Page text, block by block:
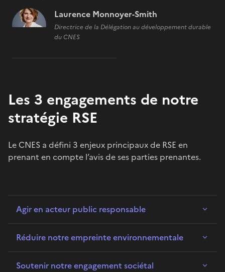
Laurence Monnoyer-Smith
Directrice de la Délégation au développement durable
du CNES
Les 3 engagements de notre
stratégie RSE
Le CNES a défini 3 enjeux principaux de RSE en
prenant en compte l’avis de ses parties prenantes.
Agir en acteur public responsable
Réduire notre empreinte environnementale
Soutenir notre engagement sociétal